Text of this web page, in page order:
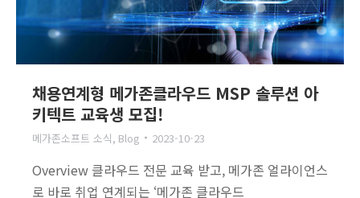
채용연계형 메가존클라우드 MSP 솔루션 아
키텍트 교육생 모집!
메가존소프트 소식, Blog 2023-10-23
Overview 클라우드 전문 교육 받고, 메가존 얼라이언스
로 바로 취업 연계되는 ‘메가존 클라우드